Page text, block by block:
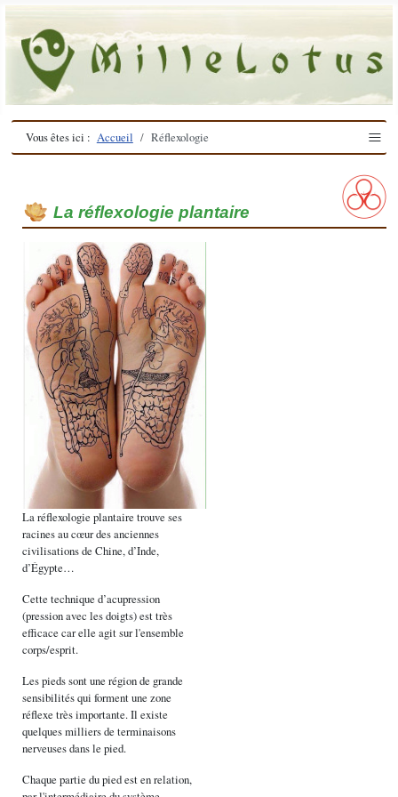
Vous êtes ici : Accueil Réflexologie ≡
La réflexologie plantaire
La réflexologie plantaire trouve ses
racines au cœur des anciennes
civilisations de Chine, d’Inde,
d’Égypte…
Cette technique d’acupression
(pression avec les doigts) est très
efficace car elle agit sur l'ensemble
corps/esprit.
Les pieds sont une région de grande
sensibilités qui forment une zone
réflexe très importante. Il existe
quelques milliers de terminaisons
nerveuses dans le pied.
Chaque partie du pied est en relation,